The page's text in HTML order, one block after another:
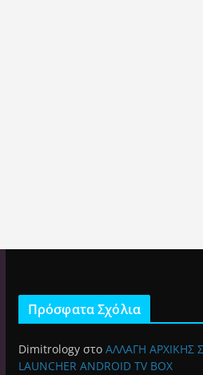
Πρόσφατα Σχόλια
Dimitrologyστο ΑΛΛΑΓΗ ΑΡΧΙΚΗΣ
LAUNCHER ANDROID TV BOX